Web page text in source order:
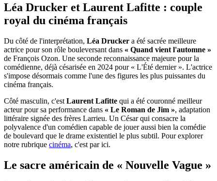
Léa Drucker et Laurent Lafitte : couple
royal du cinéma français
Du côté de l'interprétation, Léa Drucker a été sacrée meilleure
actrice pour son rôle bouleversant dans « Quand vient l'automne »
de François Ozon. Une seconde reconnaissance majeure pour la
comédienne, déjà césarisée en 2024 pour « L'Été dernier ». L'actrice
s'impose désormais comme l'une des figures les plus puissantes du
cinéma français.
Côté masculin, c'est Laurent Lafitte qui a été couronné meilleur
acteur pour sa performance dans « Le Roman de Jim », adaptation
littéraire signée des frères Larrieu. Un César qui consacre la
polyvalence d'un comédien capable de jouer aussi bien la comédie
de boulevard que le drame existentiel le plus subtil. Pour explorer
notre rubrique cinéma, c'est par ici.
Le sacre américain de « Nouvelle Vague »